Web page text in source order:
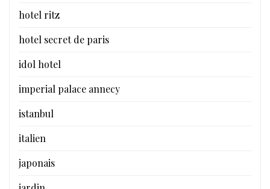
hotel ritz
hotel secret de paris
idol hotel
imperial palace annecy
istanbul
italien
japonais